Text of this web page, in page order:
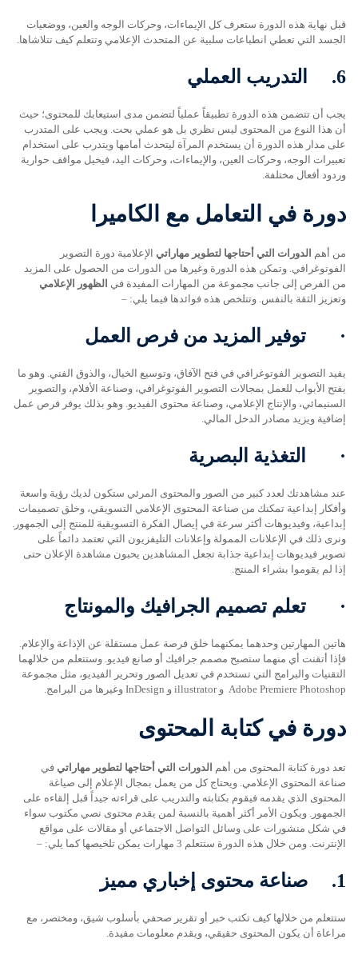
قبل نهاية هذه الدورة ستعرف كل الإيماءات، وحركات الوجه والعين، ووضعيات
الجسد التي تعطي انطباعات سلبية عن المتحدث الإعلامي وتتعلم كيف تتلاشاها.
6. التدريب العملي
يجب أن تتضمن هذه الدورة تطبيقاً عملياً لتضمن مدى استيعابك للمحتوى؛ حيث
أن هذا النوع من المحتوى ليس نظري بل هو عملي بحت. ويجب على المتدرب
على مدار هذه الدورة أن يستخدم المرآة ليتحدث أمامها ويتدرب على استخدام
تعبيرات الوجه، وحركات العين، والإيماءات، وحركات اليد، فيخيل مواقف حوارية
وردود أفعال مختلفة.
دورة في التعامل مع الكاميرا
من أهم الدورات التي أحتاجها لتطوير مهاراتي الإعلامية دورة التصوير
الفوتوغرافي. وتمكن هذه الدورة وغيرها من الدورات من الحصول على المزيد
من الفرص إلى جانب مجموعة من المهارات المفيدة في الظهور الإعلامي
وتعزيز الثقة بالنفس. وتتلخص هذه فوائدها فيما يلي: –
· توفير المزيد من فرص العمل
يفيد التصوير الفوتوغرافي في فتح الآفاق، وتوسيع الخيال، والذوق الفني. وهو ما
يفتح الأبواب للعمل بمجالات التصوير الفوتوغرافي، وصناعة الأفلام، والتصوير
السنيمائي، والإنتاج الإعلامي، وصناعة محتوى الفيديو. وهو بذلك يوفر فرص عمل
إضافية ويزيد مصادر الدخل المالي.
· التغذية البصرية
عند مشاهدتك لعدد كبير من الصور والمحتوى المرئي ستكون لديك رؤية واسعة
وأفكار إبداعية تمكنك من صناعة المحتوى الإعلامي التسويقي، وخلق تصميمات
إبداعية، وفيديوهات أكثر سرعة في إيصال الفكرة التسويقية للمنتج إلى الجمهور.
ونرى ذلك في الإعلانات الممولة وإعلانات التليفزيون التي تعتمد دائماً على
تصوير فيديوهات إبداعية جذابة تجعل المشاهدين يحبون مشاهدة الإعلان حتى
إذا لم يقوموا بشراء المنتج.
· تعلم تصميم الجرافيك والمونتاج
هاتين المهارتين وحدهما يمكنهما خلق فرصة عمل مستقلة عن الإذاعة والإعلام.
فإذا أتقنت أي منهما ستصبح مصمم جرافيك أو صانع فيديو. وستتعلم من خلالهما
التقنيات والبرامج التي تستخدم في تعديل الصور وتحرير الفيديو، مثل مجموعة
Adobe Premiere Photoshop و illustrator و InDesign وغيرها من البرامج.
دورة في كتابة المحتوى
تعد دورة كتابة المحتوى من أهم الدورات التي أحتاجها لتطوير مهاراتي في
صناعة المحتوى الإعلامي. ويحتاج كل من يعمل بمجال الإعلام إلى صياغة
المحتوى الذي يقدمه فيقوم بكتابته والتدريب على قراءته جيداً قبل إلقاءه على
الجمهور. ويكون الأمر أكثر أهمية بالنسبة لمن يقدم محتوى نصي مكتوب سواء
في شكل منشورات على وسائل التواصل الاجتماعي أو مقالات على مواقع
الإنترنت. ومن خلال هذه الدورة ستتعلم 3 مهارات يمكن تلخيصها كما يلي: –
1. صناعة محتوى إخباري مميز
ستتعلم من خلالها كيف تكتب خبر أو تقرير صحفي بأسلوب شيق، ومختصر، مع
مراعاة أن يكون المحتوى حقيقي، ويقدم معلومات مفيدة.